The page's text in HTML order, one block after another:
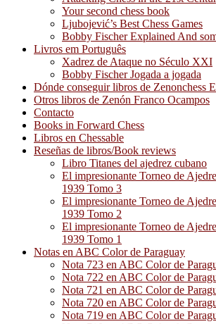
Your second chess book
Ljubojević’s Best Chess Games
Bobby Fischer Explained And
Livros em Português
Xadrez de Ataque no Século XXI
Bobby Fischer Jogada a jogada
Dónde conseguir libros de Zenonchess
Otros libros de Zenón Franco Ocampos
Contacto
Books in Forward Chess
Libros en Chessable
Reseñas de libros/Book reviews
Libro Titanes del ajedrez cubano
El impresionante Torneo de
1939 Tomo 3
El impresionante Torneo de
1939 Tomo 2
El impresionante Torneo de
1939 Tomo 1
Notas en ABC Color de Paraguay
Nota 723 en ABC Color de
Nota 722 en ABC Color de
Nota 721 en ABC Color de
Nota 720 en ABC Color de
Nota 719 en ABC Color de